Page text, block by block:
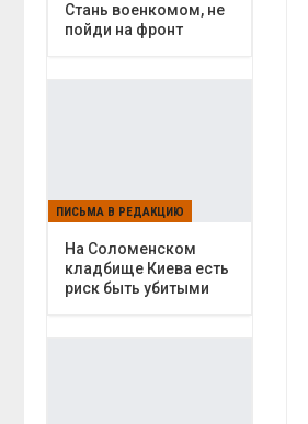
Cтань военкомом, не
пойди на фронт
ПИСЬМА В РЕДАКЦИЮ
На Соломенском
кладбище Киева есть
риск быть убитыми